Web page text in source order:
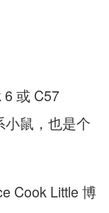
6 或 C57
小鼠，也是个
Cook Little 博